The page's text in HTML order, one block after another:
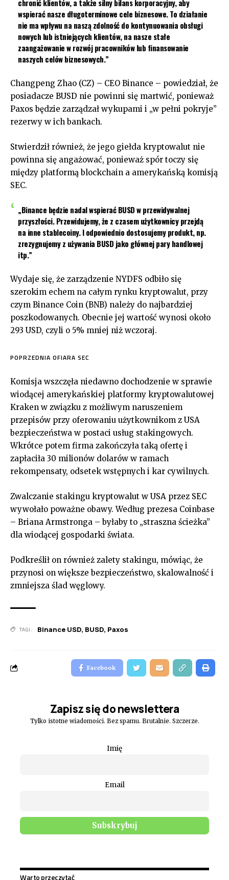
chronić klientów, a także silny bilans korporacyjny, aby
wspierać nasze długoterminowe cele biznesowe. To działanie
nie ma wpływu na naszą zdolność do kontynuowania obsługi
nowych lub istniejących klientów, na nasze stałe
zaangażowanie w rozwój pracowników lub finansowanie
naszych celów biznesowych.”
Changpeng Zhao (CZ) – CEO Binance – powiedział, że
posiadacze BUSD nie powinni się martwić, ponieważ
Paxos będzie zarządzał wykupami i „w pełni pokryje”
rezerwy w ich bankach.
Stwierdził również, że jego giełda kryptowalut nie
powinna się angażować, ponieważ spór toczy się
między platformą blockchain a amerykańską komisją
SEC.
„Binance będzie nadal wspierać BUSD w przewidywalnej
przyszłości. Przewidujemy, że z czasem użytkownicy przejdą
na inne stablecoiny. I odpowiednio dostosujemy produkt, np.
zrezygnujemy z używania BUSD jako głównej pary handlowej
itp.”
Wydaje się, że zarządzenie NYDFS odbiło się
szerokim echem na całym rynku kryptowalut, przy
czym Binance Coin (BNB) należy do najbardziej
poszkodowanych. Obecnie jej wartość wynosi około
293 USD, czyli o 5% mniej niż wczoraj.
POPRZEDNIA OFIARA SEC
Komisja wszczęła niedawno dochodzenie w sprawie
wiodącej amerykańskiej platformy kryptowalutowej
Kraken w związku z możliwym naruszeniem
przepisów przy oferowaniu użytkownikom z USA
bezpieczeństwa w postaci usług stakingowych.
Wkrótce potem firma zakończyła taką ofertę i
zapłaciła 30 milionów dolarów w ramach
rekompensaty, odsetek wstępnych i kar cywilnych.
Zwalczanie stakingu kryptowalut w USA przez SEC
wywołało poważne obawy. Według prezesa Coinbase
– Briana Armstronga – byłaby to „straszna ścieżka”
dla wiodącej gospodarki świata.
Podkreślił on również zalety stakingu, mówiąc, że
przynosi on większe bezpieczeństwo, skalowalność i
zmniejsza ślad węglowy.
TAGI: Binance USD, BUSD, Paxos
Facebook
Zapisz się do newslettera
Tylko istotne wiadomości. Bez spamu. Brutalnie. Szczerze.
Imię
Email
Warto przeczytać